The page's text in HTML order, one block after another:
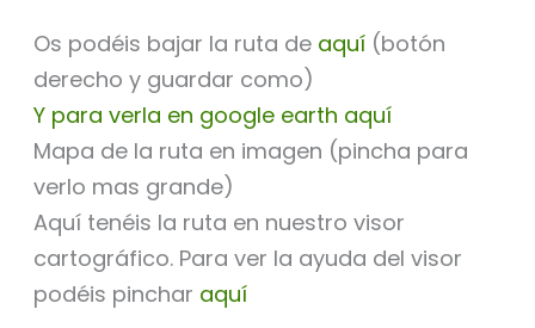
Os podéis bajar la ruta de aquí(botón
derecho y guardar como)
Y para verla en google earth aquí
Mapa de la ruta en imagen (pincha para
verlo mas grande)
Aquí tenéis la ruta en nuestro visor
cartográfico. Para ver la ayuda del visor
podéis pinchar aquí